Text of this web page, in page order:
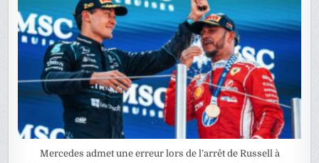
Mercedes admet une erreur lors de l’arrêt de Russell à